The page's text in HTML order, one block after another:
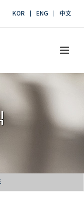
KOR ENG 中文